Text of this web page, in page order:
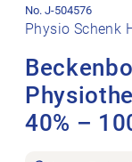
Physio Schenk
40% –
No. J-504576